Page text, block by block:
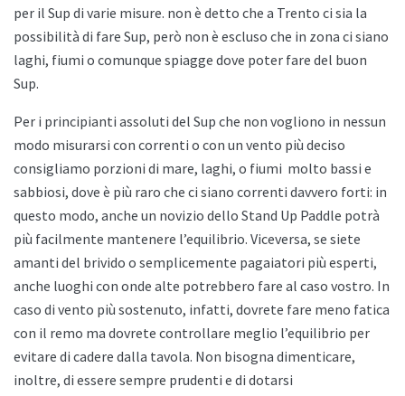
per il Sup di varie misure. non è detto che a Trento ci sia la
possibilità di fare Sup, però non è escluso che in zona ci siano
laghi, fiumi o comunque spiagge dove poter fare del buon
Sup.
Per i principianti assoluti del Sup che non vogliono in nessun
modo misurarsi con correnti o con un vento più deciso
consigliamo porzioni di mare, laghi, o fiumi molto bassi e
sabbiosi, dove è più raro che ci siano correnti davvero forti: in
questo modo, anche un novizio dello Stand Up Paddle potrà
più facilmente mantenere l’equilibrio. Viceversa, se siete
amanti del brivido o semplicemente pagaiatori più esperti,
anche luoghi con onde alte potrebbero fare al caso vostro. In
caso di vento più sostenuto, infatti, dovrete fare meno fatica
con il remo ma dovrete controllare meglio l’equilibrio per
evitare di cadere dalla tavola. Non bisogna dimenticare,
inoltre, di essere sempre prudenti e di dotarsi